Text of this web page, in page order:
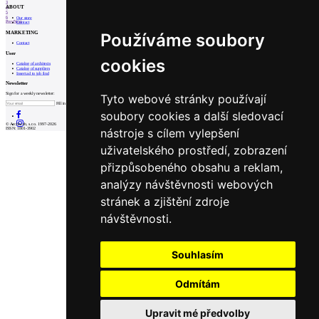
Používáme soubory
cookies
Tyto webové stránky používají
soubory cookies a další sledovací
nástroje s cílem vylepšení
uživatelského prostředí, zobrazení
přizpůsobeného obsahu a reklam,
analýzy návštěvnosti webových
stránek a zjištění zdroje
návštěvnosti.
Souhlasím
Odmítám
Upravit mé předvolby
3
4
5
6
PrevNext
ABOUT
Our store
Contact
MARKETING
Contact
User
Catalog of architects
Catalog of suppliers
Insert ad to job find
Newsletter
Sign for a weekly newsletter:
Fill in „nospam“
© Archiweb, s.r.o. 1997-2026
ISSN: 1801-3902